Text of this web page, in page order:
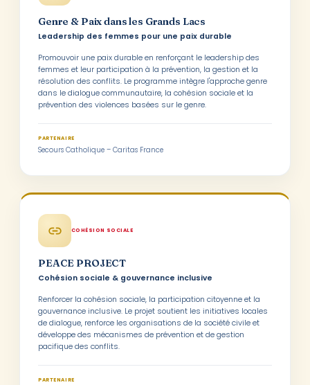
Genre & Paix dans les Grands Lacs
Leadership des femmes pour une paix durable
Promouvoir une paix durable en renforçant le leadership des
femmes et leur participation à la prévention, la gestion et la
résolution des conflits. Le programme intègre l'approche genre
dans le dialogue communautaire, la cohésion sociale et la
prévention des violences basées sur le genre.
PARTENAIRE
Secours Catholique – Caritas France
COHÉSION SOCIALE
PEACE PROJECT
Cohésion sociale & gouvernance inclusive
Renforcer la cohésion sociale, la participation citoyenne et la
gouvernance inclusive. Le projet soutient les initiatives locales
de dialogue, renforce les organisations de la société civile et
développe des mécanismes de prévention et de gestion
pacifique des conflits.
PARTENAIRE